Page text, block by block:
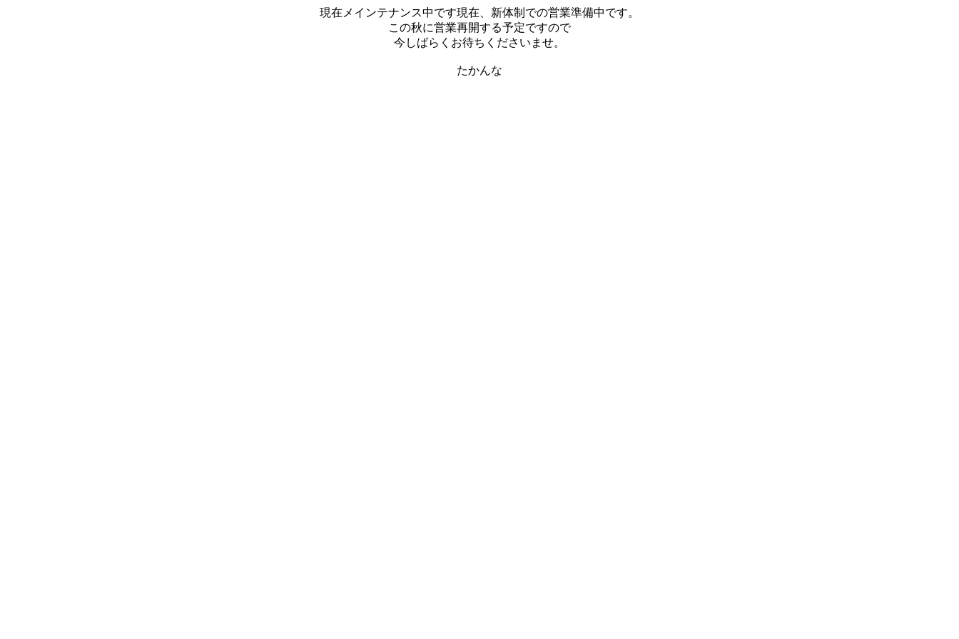
現在メインテナンス中です現在、新体制での営業準備中です。
この秋に営業再開する予定ですので
今しばらくお待ちくださいませ。
たかんな